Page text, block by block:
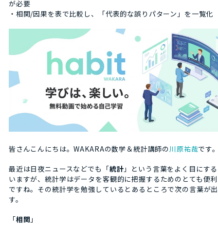
が必要
・相関/因果を表で比較し、「代表的な誤りパターン」を一覧化
皆さんこんにちは。WAKARAの数学＆統計講師の川原祐哉です
最近は日夜ニュースなどでも「統計 」という言葉をよく目にす
いますが、統計学はデータを客観的に把握するためのとても便
ですね。その統計学を勉強しているとあるところで次の言葉が
す。
「相関 」